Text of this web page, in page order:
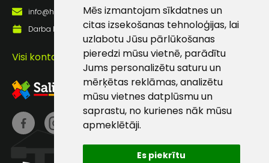
Mēs izmantojam sīkdatnes un
citas izsekošanas tehnoloģijas, lai
uzlabotu Jūsu pārlūkošanas
pieredzi mūsu vietnē, parādītu
Jums personalizētu saturu un
mērķētas reklāmas, analizētu
mūsu vietnes datplūsmu un
saprastu, no kurienes nāk mūsu
apmeklētāji.
Es piekrītu
info@hards.lv
Darba laiks: Darbadienās: 8:00 - 17:00
Visi kontakti
Klientu
atbalsts
Darbdienās:
8:00 – 17:00
(+371) 63 881
info@hards.lv